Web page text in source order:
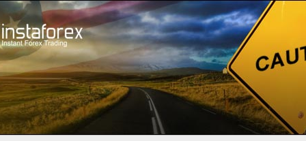
Contests
Great Race